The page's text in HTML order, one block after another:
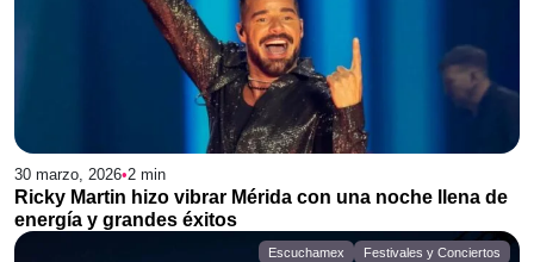
30 marzo, 2026•2 min
Ricky Martin hizo vibrar Mérida con una noche llena de
energía y grandes éxitos
Escuchamex Festivales y Conciertos